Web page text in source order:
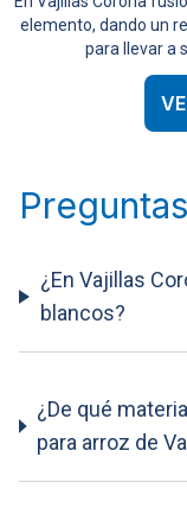
elemento, dando un
para llevar a
¿En Vajillas
blancos?
¿De qué
para arroz de